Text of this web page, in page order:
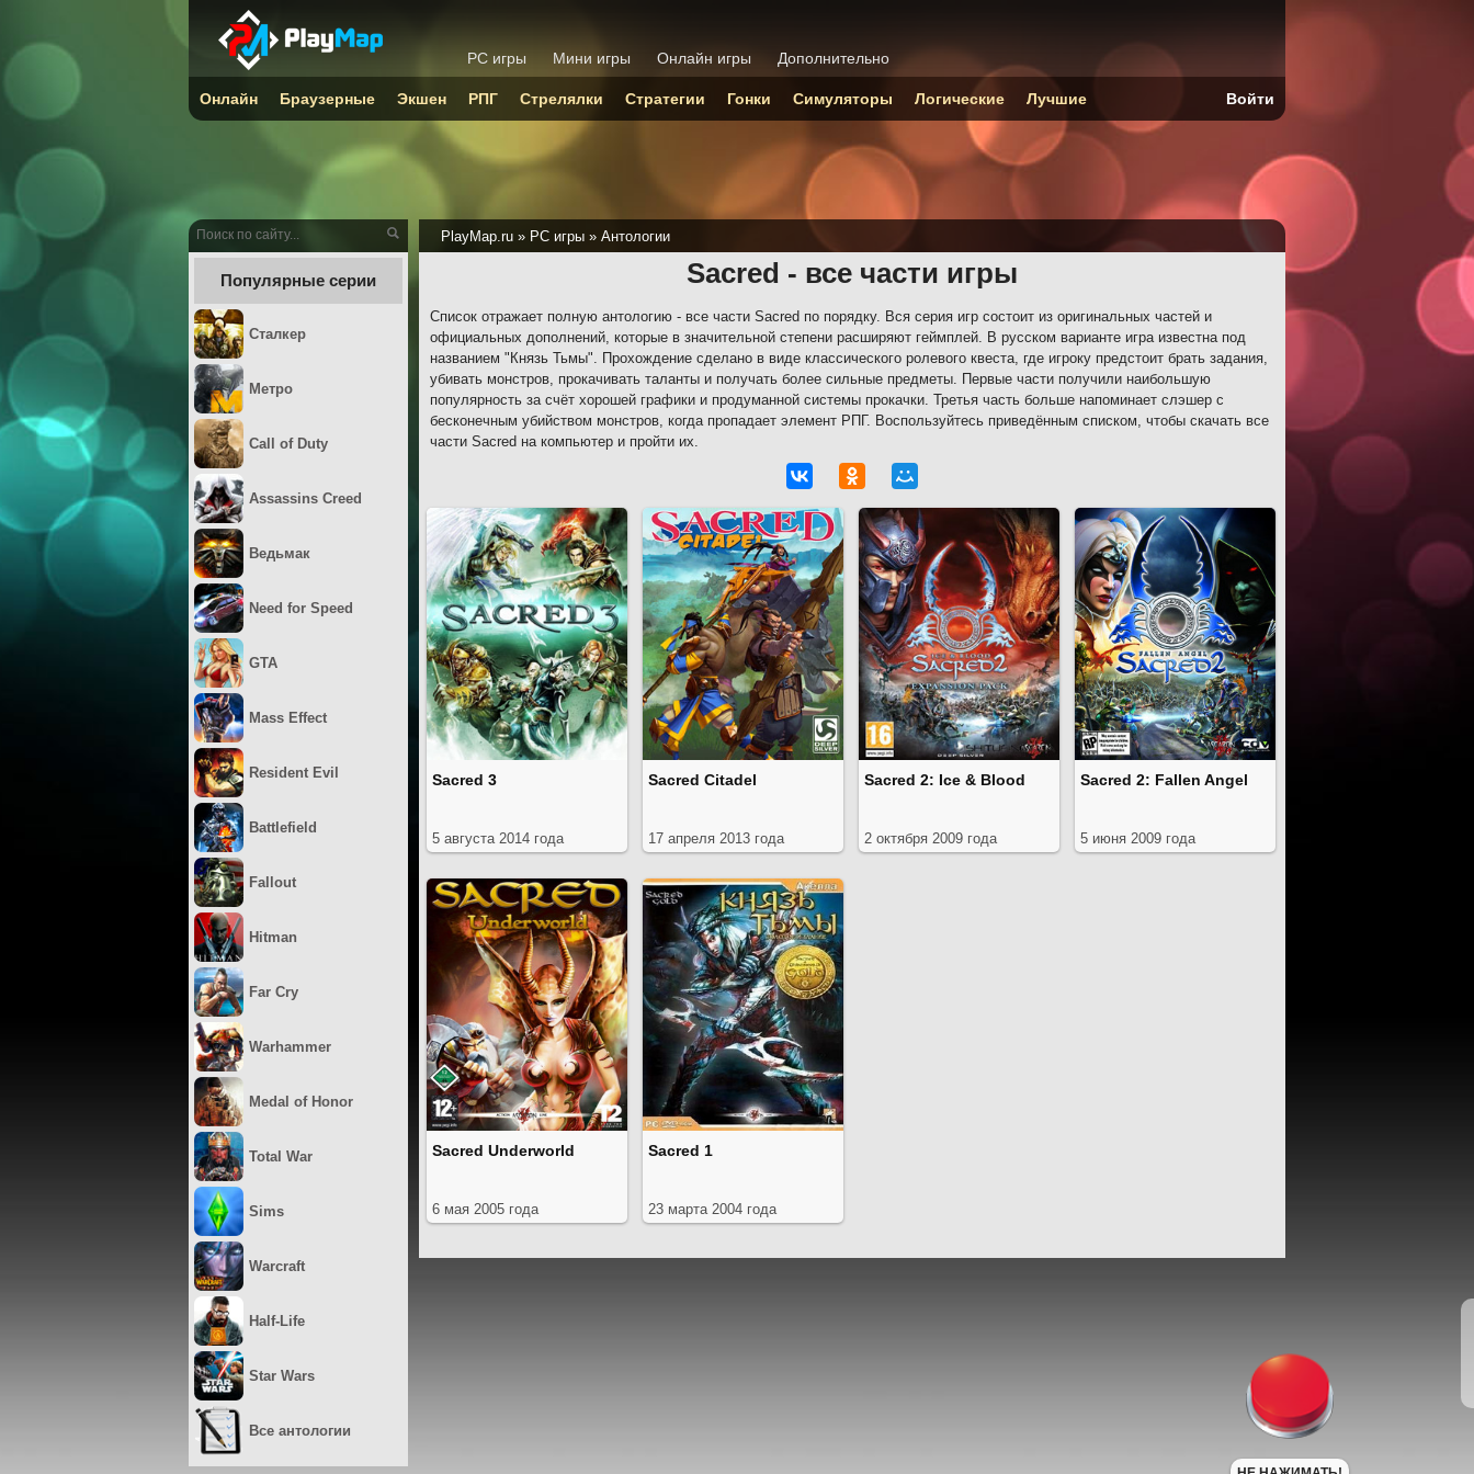
PlayMap.ru » PC игры » Антологии
Sacred - все части игры
Список отражает полную антологию - все части Sacred по порядку. Вся серия игр состоит из оригинальных частей и
официальных дополнений, которые в значительной степени расширяют геймплей. В русском варианте игра известна под
названием "Князь Тьмы". Прохождение сделано в виде классического ролевого квеста, где игроку предстоит брать задания,
убивать монстров, прокачивать таланты и получать более сильные предметы. Первые части получили наибольшую
популярность за счёт хорошей графики и продуманной системы прокачки. Третья часть больше напоминает слэшер с
бесконечным убийством монстров, когда пропадает элемент РПГ. Воспользуйтесь приведённым списком, чтобы скачать все
части Sacred на компьютер и пройти их.
Sacred 3
5 августа 2014 года
Sacred Citadel
17 апреля 2013 года
Sacred 2: Ice & Blood
2 октября 2009 года
Sacred 2: Fallen Angel
5 июня 2009 года
Sacred Underworld
6 мая 2005 года
Sacred 1
23 марта 2004 года
Популярные серии
Сталкер
Метро
Call of Duty
Assassins Creed
Ведьмак
Need for Speed
GTA
Mass Effect
Resident Evil
Battlefield
Fallout
Hitman
Far Cry
Warhammer
Medal of Honor
Total War
Sims
Warcraft
Half-Life
Star Wars
Все антологии
PC игры Мини игры Онлайн игры Дополнительно
Онлайн Браузерные Экшен РПГ Стрелялки Стратегии Гонки Симуляторы Логические Лучшие Войти